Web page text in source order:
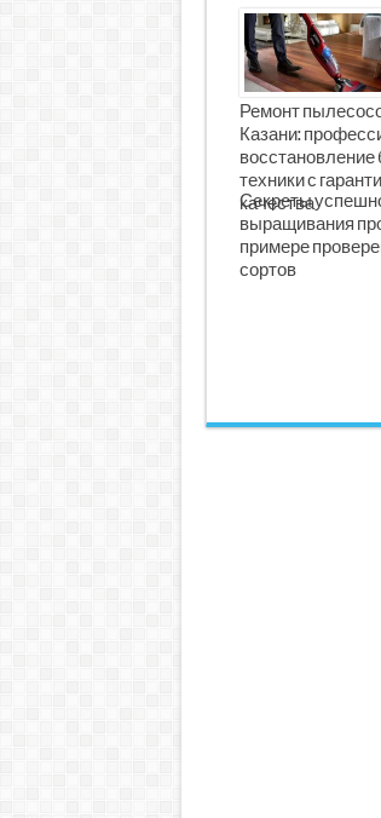
Ремонт
Казани:
восстановление
техники с
качества
Секреты
выращивания
примере
сортов